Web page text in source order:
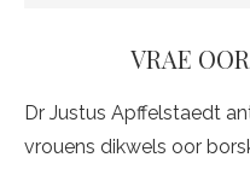
VRAE
Dr Justus Apffelstaedt
vrouens dikwels oor